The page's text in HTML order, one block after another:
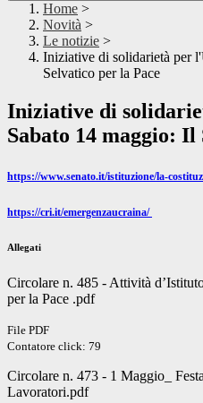
Home >
Novità >
Le notizie >
Iniziative di solidarietà per
Selvatico per la Pace
Iniziative di
Sabato 14 maggio:
https://www.senato.it/istituzione/la-
https://cri.it/emergenzaucraina/
Allegati
Circolare n. 485 - Attività
per la Pace .pdf
File PDF
Contatore click: 79
Circolare n. 473 - 1 Maggio_
Lavoratori.pdf